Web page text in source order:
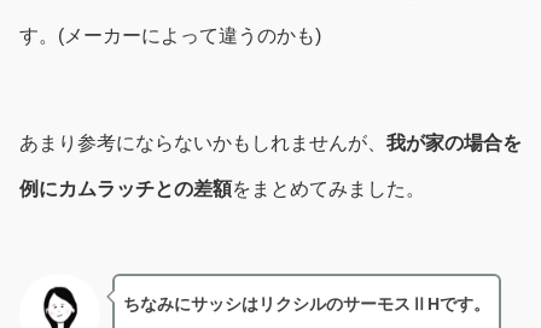
す。(メーカーによって違うのかも)
あまり参考にならないかもしれませんが、 我が家の場合を
例にカムラッチとの差額をまとめてみました。
ちなみにサッシはリクシルのサーモスⅡHです。